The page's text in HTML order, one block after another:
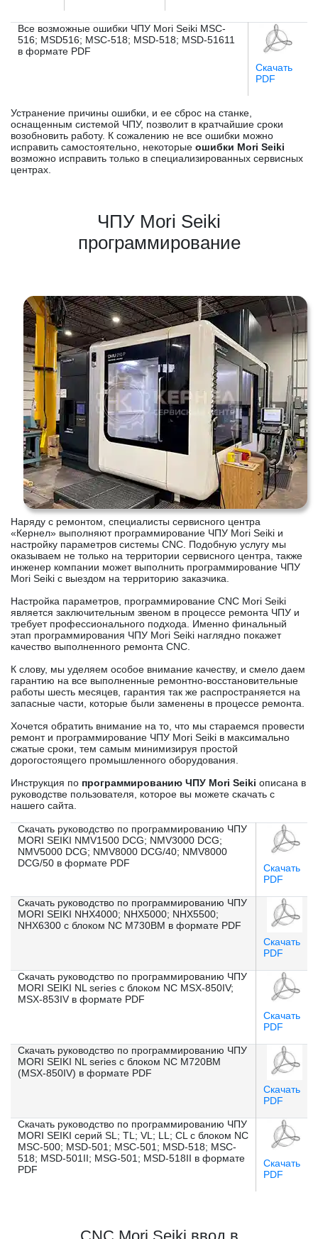
Все возможные ошибки ЧПУ Mori Seiki MSC-
516; MSD516; MSC-518; MSD-518; MSD-51611
в формате PDF
Скачать
PDF
Устранение причины ошибки, и ее сброс на станке,
оснащенным системой ЧПУ, позволит в кратчайшие сроки
возобновить работу. К сожалению не все ошибки можно
исправить самостоятельно, некоторые ошибки Mori Seiki
возможно исправить только в специализированных сервисных
центрах.
ЧПУ Mori Seiki
программирование
Наряду с ремонтом, специалисты сервисного центра
«Кернел» выполняют программирование ЧПУ Mori Seiki и
настройку параметров системы CNC. Подобную услугу мы
оказываем не только на территории сервисного центра, также
инженер компании может выполнить программирование ЧПУ
Mori Seiki с выездом на территорию заказчика.
Настройка параметров, программирование CNC Mori Seiki
является заключительным звеном в процессе ремонта ЧПУ и
требует профессионального подхода. Именно финальный
этап программирования ЧПУ Mori Seiki наглядно покажет
качество выполненного ремонта CNC.
К слову, мы уделяем особое внимание качеству, и смело даем
гарантию на все выполненные ремонтно-восстановительные
работы шесть месяцев, гарантия так же распространяется на
запасные части, которые были заменены в процессе ремонта.
Хочется обратить внимание на то, что мы стараемся провести
ремонт и программирование ЧПУ Mori Seiki в максимально
сжатые сроки, тем самым минимизируя простой
дорогостоящего промышленного оборудования.
Инструкция по программированию ЧПУ Mori Seiki описана в
руководстве пользователя, которое вы можете скачать с
нашего сайта.
Скачать руководство по программированию ЧПУ
MORI SEIKI NMV1500 DCG; NMV3000 DCG;
NMV5000 DCG; NMV8000 DCG/40; NMV8000
DCG/50 в формате PDF
Скачать
PDF
Скачать руководство по программированию ЧПУ
MORI SEIKI NHX4000; NHX5000; NHX5500;
NHX6300 с блоком NC M730BM в формате PDF
Скачать
PDF
Скачать руководство по программированию ЧПУ
MORI SEIKI NL series с блоком NC MSX-850IV;
MSX-853IV в формате PDF
Скачать
PDF
Скачать руководство по программированию ЧПУ
MORI SEIKI NL series с блоком NC M720BM
(MSX-850IV) в формате PDF
Скачать
PDF
Скачать руководство по программированию ЧПУ
MORI SEIKI серий SL; TL; VL; LL; CL с блоком NC
MSC-500; MSD-501; MSC-501; MSD-518; MSC-
518; MSD-501II; MSG-501; MSD-518II в формате
PDF
Скачать
PDF